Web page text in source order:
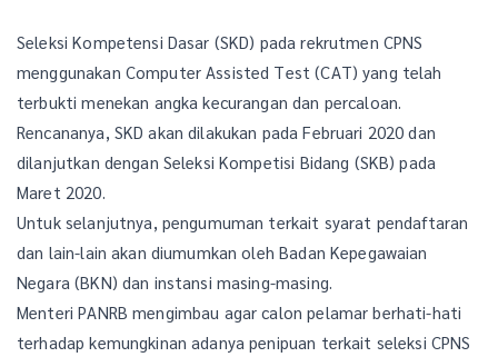
Seleksi Kompetensi Dasar (SKD) pada rekrutmen CPNS
menggunakan Computer Assisted Test (CAT) yang telah
terbukti menekan angka kecurangan dan percaloan.
Rencananya, SKD akan dilakukan pada Februari 2020 dan
dilanjutkan dengan Seleksi Kompetisi Bidang (SKB) pada
Maret 2020.
Untuk selanjutnya, pengumuman terkait syarat pendaftaran
dan lain-lain akan diumumkan oleh Badan Kepegawaian
Negara (BKN) dan instansi masing-masing.
Menteri PANRB mengimbau agar calon pelamar berhati-hati
terhadap kemungkinan adanya penipuan terkait seleksi CPNS